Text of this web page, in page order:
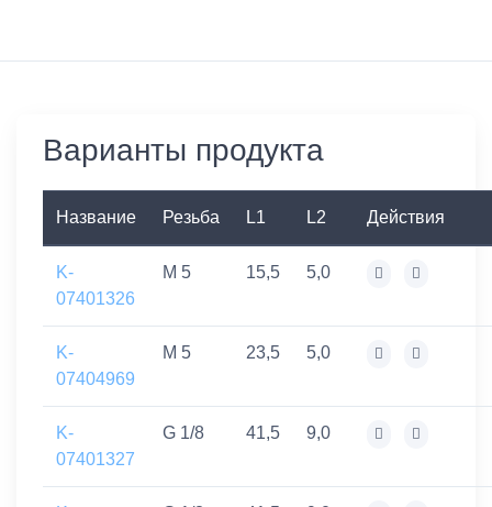
Варианты продукта
Название Резьба L1 L2 Действия
K-
07401326
M 5 15,5 5,0
K-
07404969
M 5 23,5 5,0
K-
07401327
G 1/8 41,5 9,0